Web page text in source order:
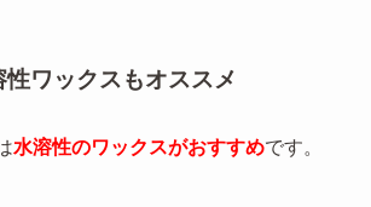
ワックスもオススメ
水溶性のワックスがおすすめです。